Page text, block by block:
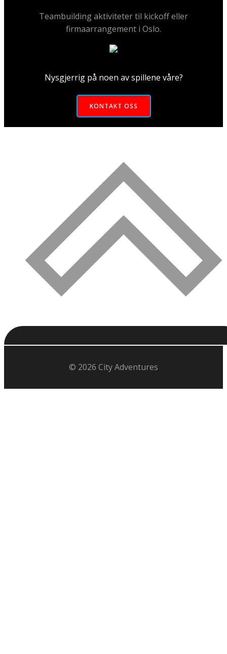
Teambuilding aktiviteter til kickoff eller
firmaarrangement i Oslo.
Nysgjerrig på noen av spillene våre?
KONTAKT OSS
© 2026 City Adventures